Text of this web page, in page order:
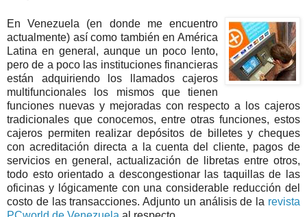
En Venezuela (en donde me encuentro
actualmente) así como también en América
Latina en general, aunque un poco lento,
pero de a poco las instituciones financieras
están adquiriendo los llamados cajeros
multifuncionales los mismos que tienen
funciones nuevas y mejoradas con respecto a los cajeros
tradicionales que conocemos, entre otras funciones, estos
cajeros permiten realizar depósitos de billetes y cheques
con acreditación directa a la cuenta del cliente, pagos de
servicios en general, actualización de libretas entre otros,
todo esto orientado a descongestionar las taquillas de las
oficinas y lógicamente con una considerable reducción del
costo de las transacciones. Adjunto un análisis de la revista